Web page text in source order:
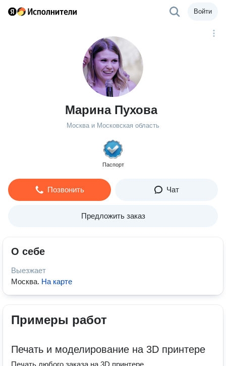
Войти
Марина Пухова
Москва и Московская область
Паспорт
Позвонить Чат
Предложить заказ
О себе
Выезжает
Москва. На карте
Примеры работ
Печать и моделирование на 3D принтере
Печать любого заказа на 3D принтере